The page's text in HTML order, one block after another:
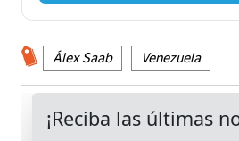
Álex Saab Venezuela